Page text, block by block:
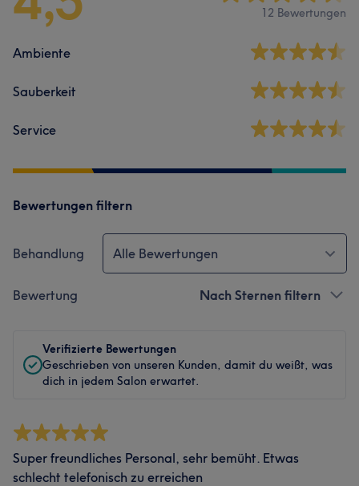
12 Bewertungen
Ambiente
Sauberkeit
Service
Bewertungen filtern
Behandlung Alle Bewertungen
Bewertung Nach Sternen filtern
Verifizierte Bewertungen
Geschrieben von unseren Kunden, damit du weißt, was
dich in jedem Salon erwartet.
Super freundliches Personal, sehr bemüht. Etwas
schlecht telefonisch zu erreichen